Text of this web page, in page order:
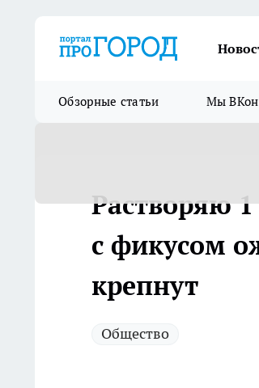
Обзорные статьи Мы
Растворяю
с фикусом
крепнут
Общество